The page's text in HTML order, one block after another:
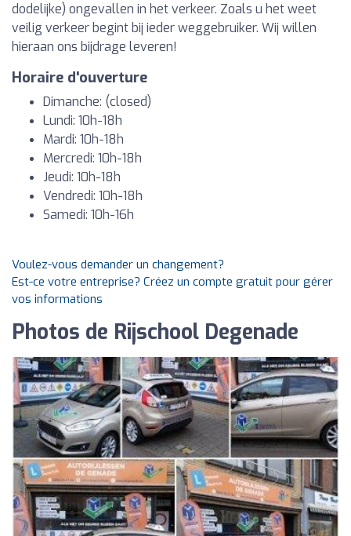
dodelijke) ongevallen in het verkeer. Zoals u het weet
veilig verkeer begint bij ieder weggebruiker. Wij willen
hieraan ons bijdrage leveren!
Horaire d'ouverture
Dimanche: (closed)
Lundi: 10h-18h
Mardi: 10h-18h
Mercredi: 10h-18h
Jeudi: 10h-18h
Vendredi: 10h-18h
Samedi: 10h-16h
Voulez-vous demander un changement?
Est-ce votre entreprise? Créez un compte gratuit pour gérer
vos informations
Photos de Rijschool Degenade